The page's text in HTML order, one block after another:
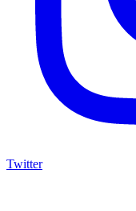
Twitter